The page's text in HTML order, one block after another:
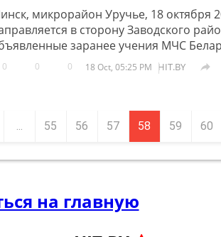
микрорайон Уручье, 18 октября
в сторону Заводского
заранее учения МЧС
0 0 0 18 Oct, 05:25 PM HIT.BY 
... 55 56 57 58 59 60
на главную